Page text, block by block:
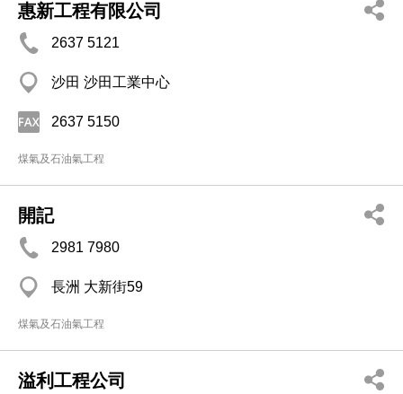
惠新工程有限公司
2637 5121
沙田 沙田工業中心
2637 5150
煤氣及石油氣工程
開記
2981 7980
長洲 大新街59
煤氣及石油氣工程
溢利工程公司